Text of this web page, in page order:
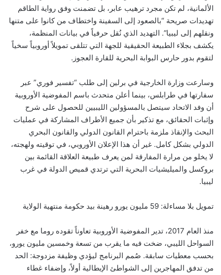
الألمانية، لم تكن مجرد ترهيب عابر، بل تضمنت وفق رواية الطاقم
تهديدات صريحة “بالصعود إلى السفينة واختطاف من كانوا على متنها
ونقلهم إلى ليبيا”. التهديد الذي نُقل حرفياً في بيانات المنظمة،
يكشف بجلاء الطبيعة الحقيقية للجهة التي تتلقى تمويلاً أوروبياً سخياً
لتقوم بدور حارس البوابة البحرية للقارة العجوز.
وسارعت وزارة الخارجية في برلين إلى طلب “تفسير فوري” عبر
سفارتها في طرابلس، بينما أعلن متحدث باسم المفوضية الأوروبية
أن وفد الاتحاد سيتصل بالمسؤولين الليبيين للحصول على شرح
وإثبات الحقائق، مع تذكير بأن جميع الأطراف المشاركة في عمليات
البحث والإنقاذ ملزمة باحترام القانون الدولي والقانون البحري
الدولي بشكل كامل. غير أن هذا الإعلان الأوروبي، في توقيته ولهجته،
لا يخلو من مرارة المفارقة لمن يعرف طبيعة العلاقة القائمة بين
بروكسل والميليشيات البحرية التي ترتدي قميص الدولة في غرب
ليبيا.
تمويل بلا مساءلة: 59 مليون يورو رهينة بيد حكومة منتهية الولاية
منذ العام 2017، تدير المفوضية الأوروبية تعاوناً تقوده روما مع خفر
السواحل الليبي، ضخت فيه ما يقرب من تسعة وخمسين مليون يورو،
بحسب معطيات سابقة. صُمم البرنامج ليؤدي وظيفة مزدوجة: الحد
من تدفق المهاجرين إلى الشواطئ الإيطالية أولاً، وإضفاء غطاء